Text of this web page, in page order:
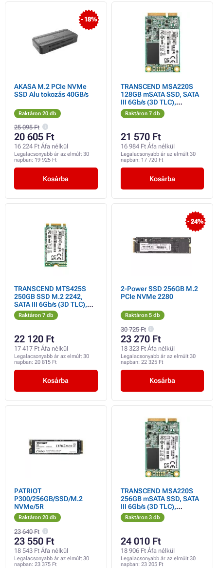
- 18%
AKASA M.2 PCIe NVMe
SSD Alu tokozás 40GB/s
Raktáron 20 db
25 095 Ft
20 605 Ft
16 224 Ft Áfa nélkül
Legalacsonyabb ár az elmúlt 30
napban: 19 925 Ft
Kosárba
TRANSCEND MSA220S
128GB mSATA SSD, SATA
III 6Gb/s (3D TLC),
560MB/s R, 500MB/s W
Raktáron 7 db
21 570 Ft
16 984 Ft Áfa nélkül
Legalacsonyabb ár az elmúlt 30
napban: 17 720 Ft
Kosárba
TRANSCEND MTS425S
250GB SSD M.2 2242,
SATA III 6Gb/s (3D TLC),
500MB/s R, 330MB/s W
Raktáron 7 db
22 120 Ft
17 417 Ft Áfa nélkül
Legalacsonyabb ár az elmúlt 30
napban: 20 815 Ft
Kosárba
- 24%
2-Power SSD 256GB M.2
PCIe NVMe 2280
Raktáron 5 db
30 725 Ft
23 270 Ft
18 323 Ft Áfa nélkül
Legalacsonyabb ár az elmúlt 30
napban: 22 325 Ft
Kosárba
PATRIOT
P300/256GB/SSD/M.2
NVMe/5R
Raktáron 20 db
23 640 Ft
23 550 Ft
18 543 Ft Áfa nélkül
Legalacsonyabb ár az elmúlt 30
napban: 23 375 Ft
TRANSCEND MSA220S
256GB mSATA SSD, SATA
III 6Gb/s (3D TLC),
560MB/s R, 500MB/s W
Raktáron 3 db
24 010 Ft
18 906 Ft Áfa nélkül
Legalacsonyabb ár az elmúlt 30
napban: 23 205 Ft